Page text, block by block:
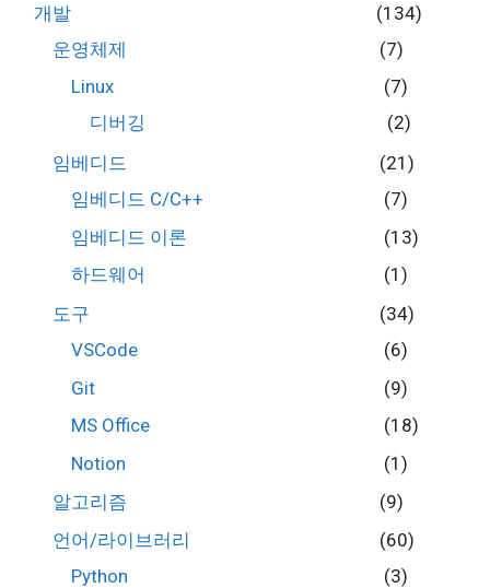
개발
(134)
운영체제
(7)
Linux
(7)
디버깅
(2)
임베디드
(21)
임베디드 C/C++
(7)
임베디드 이론
(13)
하드웨어
(1)
도구
(34)
VSCode
(6)
Git
(9)
MS Office
(18)
Notion
(1)
알고리즘
(9)
언어/라이브러리
(60)
Python
(3)